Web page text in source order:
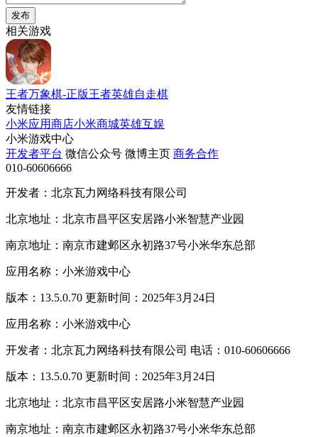
发布
相关游戏
王者万象棋-正版王者英雄自走棋
友情链接
小米应用商店小米商城英雄互娱
小米游戏中心
开发者平台 微信公众号 微博主页 商务合作
010-60606666
开发者：北京瓦力网络科技有限公司
北京地址：北京市昌平区安居路小米智慧产业园
南京地址：南京市建邺区永初路37号小米华东总部
应用名称：小米游戏中心
版本：13.5.0.70 更新时间：2025年3月24日
应用名称：小米游戏中心
开发者：北京瓦力网络科技有限公司 电话：010-60606666
版本：13.5.0.70 更新时间：2025年3月24日
北京地址：北京市昌平区安居路小米智慧产业园
南京地址：南京市建邺区永初路37号小米华东总部